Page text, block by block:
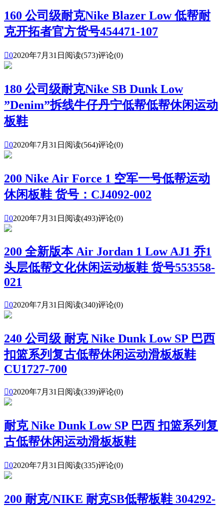
160 公司级耐克Nike Blazer Low 低帮耐
克开拓者官方货号454471-107
02020年7月31日 阅读(573)评论(0)
180 公司级耐克Nike SB Dunk Low
”Denim”拆线牛仔丹宁低帮低帮休闲运动
板鞋
02020年7月31日 阅读(564)评论(0)
200 Nike Air Force 1 空军一号低帮运动
休闲板鞋 货号：CJ4092-002
02020年7月31日 阅读(493)评论(0)
200 全新版本 Air Jordan 1 Low AJ1 乔1
头层低帮文化休闲运动板鞋 货号553558-
021
02020年7月31日 阅读(340)评论(0)
240 公司级 耐克 Nike Dunk Low SP 巴西
扣篮系列复古低帮休闲运动滑板板鞋
CU1727-700
02020年7月31日 阅读(339)评论(0)
耐克 Nike Dunk Low SP 巴西 扣篮系列复
古低帮休闲运动滑板板鞋
02020年7月31日 阅读(335)评论(0)
200 耐克/NIKE 耐克SB低帮板鞋 304292-